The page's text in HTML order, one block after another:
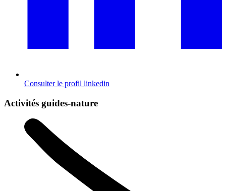
Consulter le profil linkedin
Activités guides-nature